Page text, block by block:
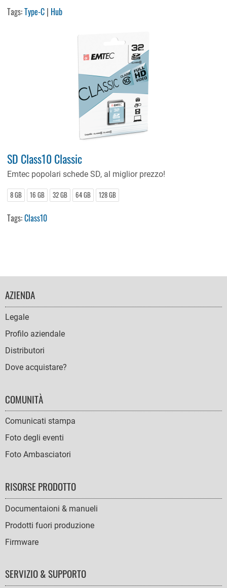
Tags:Type-C | Hub
SD Class10 Classic
Emtec popolari schede SD, al miglior prezzo!
8 GB 16 GB 32 GB 64 GB 128 GB
Tags:Class10
FOOTER
NAVIGATION
AZIENDA
Legale
Profilo aziendale
Distributori
Dove acquistare?
COMUNITÀ
Comunicati stampa
Foto degli eventi
Foto Ambasciatori
RISORSE PRODOTTO
Documentaioni & manueli
Prodotti fuori produzione
Firmware
SERVIZIO & SUPPORTO